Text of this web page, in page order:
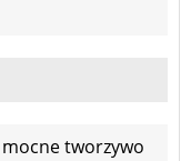
tworzywo